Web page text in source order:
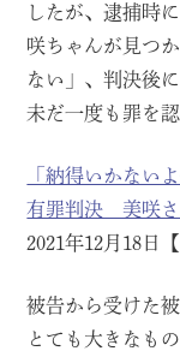
したが、逮捕時
咲ちゃんが見つ
ない」、判決後
未だ一度も罪を
「納得いかない
有罪判決 美咲さ
2021年12月18日
被告から受けた
とても大きなも